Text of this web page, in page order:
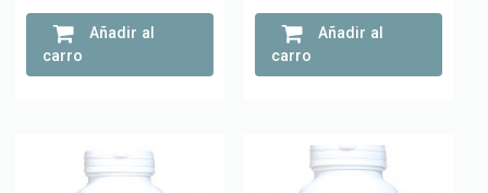
Añadir al
carro
Añadir al
carro